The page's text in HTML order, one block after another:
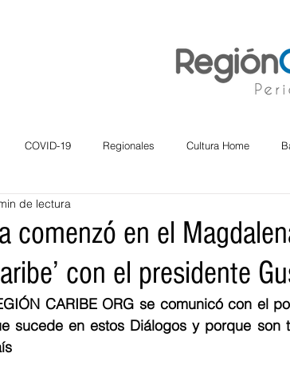
COVID-19 Regionales Cultura Home
Atlántico
Bloggeros Hermanos Mayores Economía
BIENESTAR AMBIENTAL
comenzó en el
con el presidente
de lectura
CARIBE ORG se comunicó con el
sucede en estos Diálogos y porque